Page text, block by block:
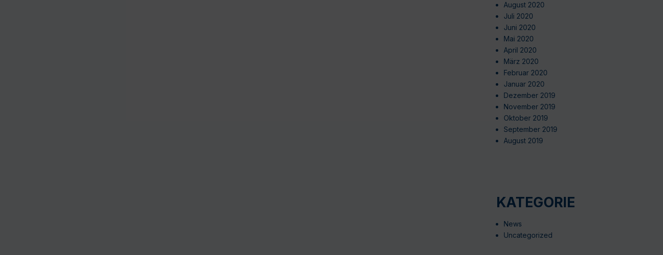
August 2020
Juli 2020
Juni 2020
Mai 2020
April 2020
März 2020
Februar 2020
Januar 2020
Dezember 2019
November 2019
Oktober 2019
September 2019
August 2019
KATEGORIE
News
Uncategorized